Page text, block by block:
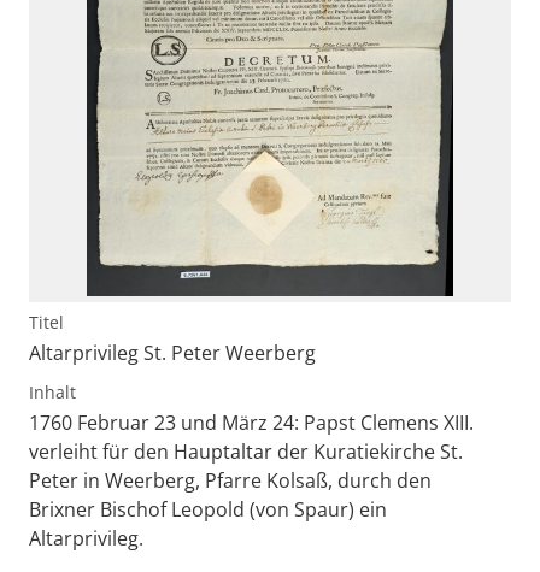
Titel
Altarprivileg St. Peter Weerberg
Inhalt
1760 Februar 23 und März 24: Papst Clemens XIII.
verleiht für den Hauptaltar der Kuratiekirche St.
Peter in Weerberg, Pfarre Kolsaß, durch den
Brixner Bischof Leopold (von Spaur) ein
Altarprivileg.